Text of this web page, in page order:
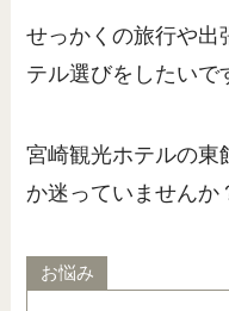
せっかくの旅行や出
テル選びをしたいで
宮崎観光ホテルの東
か迷っていませんか
お悩み